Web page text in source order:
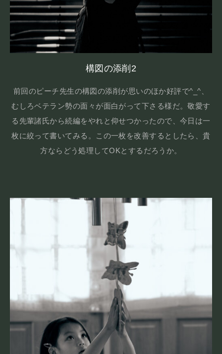
構図の添削2
前回のピーチ先生の構図の添削が思いのほか好評で^_^、
むしろベテラン勢の面々が面白がって下さる様だ。敬愛す
る先輩諸氏から続編をやれと仰せつかったので、今日は一
枚に絞って書いてみる。この一枚を改善するとしたら、貴
方ならどう処理してOKとするだろうか。